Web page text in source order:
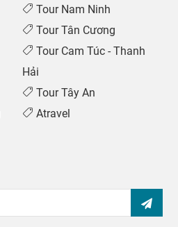
Tour Nam Ninh
Tour Tân Cương
Tour Cam Túc - Thanh
Hải
Tour Tây An
Atravel